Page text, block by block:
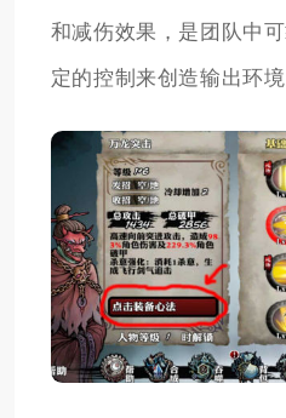
和减伤效果，是团队中
定的控制来创造输出环境